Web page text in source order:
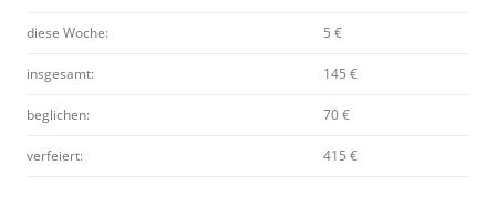
diese Woche: 5 €
insgesamt: 145 €
beglichen: 70 €
verfeiert: 415 €